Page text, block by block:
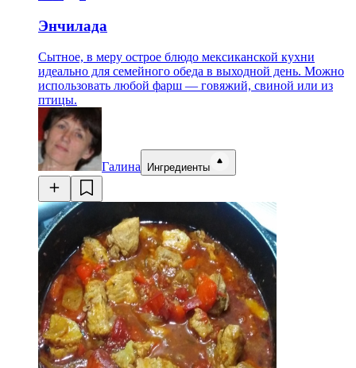
Энчилада
Сытное, в меру острое блюдо мексиканской кухни
идеально для семейного обеда в выходной день. Можно
использовать любой фарш — говяжий, свиной или из
птицы.
Галина Ингредиенты